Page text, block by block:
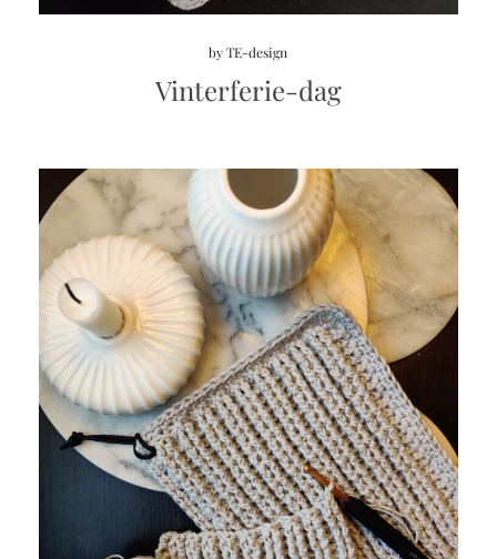
byTE-design
Vinterferie-dag